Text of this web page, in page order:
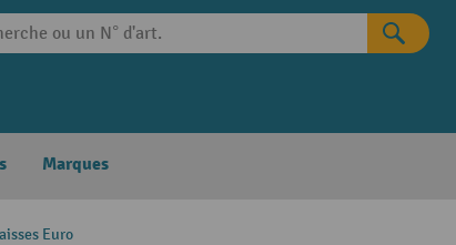
Marques
Euro